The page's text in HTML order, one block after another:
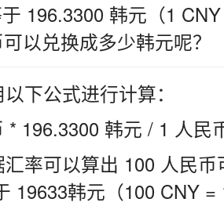
196.3300 韩元（1
以兑换成多少韩元呢？
下公式进行计算：
* 196.3300 韩元 / 1 人民
率可以算出 100 人民
19633韩元（100 CNY =